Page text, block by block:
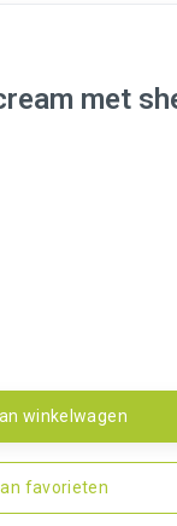
met
winkelwagen
favorieten